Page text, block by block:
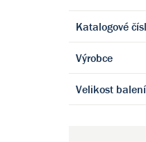
Katalogové
Výrobce
Velikost balení